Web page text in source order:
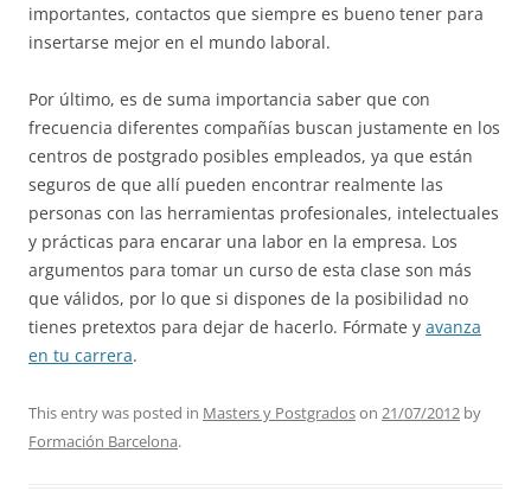
importantes, contactos que siempre es bueno tener para
insertarse mejor en el mundo laboral.
Por último, es de suma importancia saber que con
frecuencia diferentes compañías buscan justamente en los
centros de postgrado posibles empleados, ya que están
seguros de que allí pueden encontrar realmente las
personas con las herramientas profesionales, intelectuales
y prácticas para encarar una labor en la empresa. Los
argumentos para tomar un curso de esta clase son más
que válidos, por lo que si dispones de la posibilidad no
tienes pretextos para dejar de hacerlo. Fórmate y avanza
en tu carrera.
This entry was posted in Masters y Postgradoson 21/07/2012 by
Formación Barcelona.